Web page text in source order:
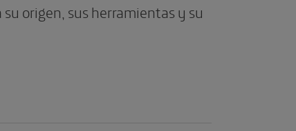
origen, sus herramientas y su